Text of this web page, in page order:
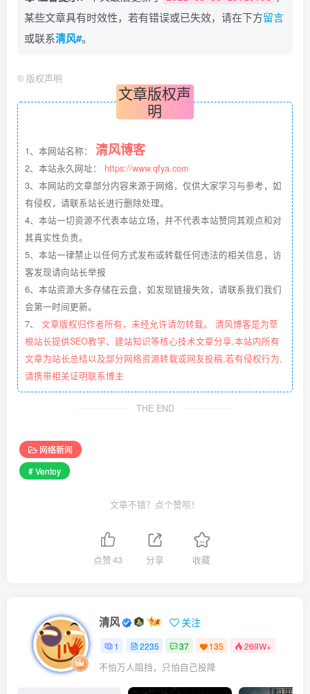
某些文章具有时效性，若有错误或已失效，请在下方留言
或联系清风#。
© 版权声明
文章版权声
明
1、本网站名称： 清风博客
2、本站永久网址： https://www.qfya.com
3、本网站的文章部分内容来源于网络，仅供大家学习与参考，如
有侵权，请联系站长进行删除处理。
4、本站一切资源不代表本站立场，并不代表本站赞同其观点和对
其真实性负责。
5、本站一律禁止以任何方式发布或转载任何违法的相关信息，访
客发现请向站长举报
6、本站资源大多存储在云盘，如发现链接失效，请联系我们我们
会第一时间更新。
7、 文章版权归作者所有，未经允许请勿转载。 清风博客是为草
根站长提供SEO教学、建站知识等核心技术文章分享,本站内所有
文章为站长总结以及部分网络资源转载或网友投稿,若有侵权行为,
请携带相关证明联系博主
THE END
网络新闻
# Ventoy
文章不错？点个赞呗！
点赞43 分享 收藏
清风 关注
1 2235 37 135 269W+
不怕万人阻挡，只怕自己投降